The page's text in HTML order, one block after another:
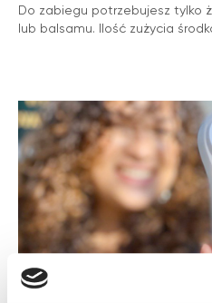
Do zabiegu potrzebujesz tylko
lub balsamu. Ilość zużycia